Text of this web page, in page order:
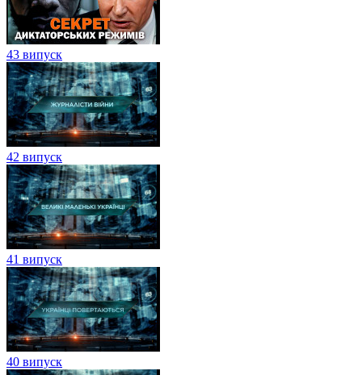
43 випуск
42 випуск
41 випуск
40 випуск